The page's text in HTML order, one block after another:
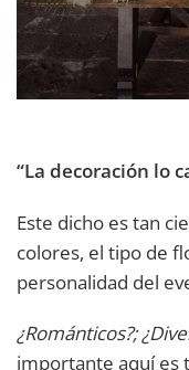
“La decoración lo
Este dicho es tan
colores, el tipo de
personalidad del
¿Románticos?;
importante aquí es